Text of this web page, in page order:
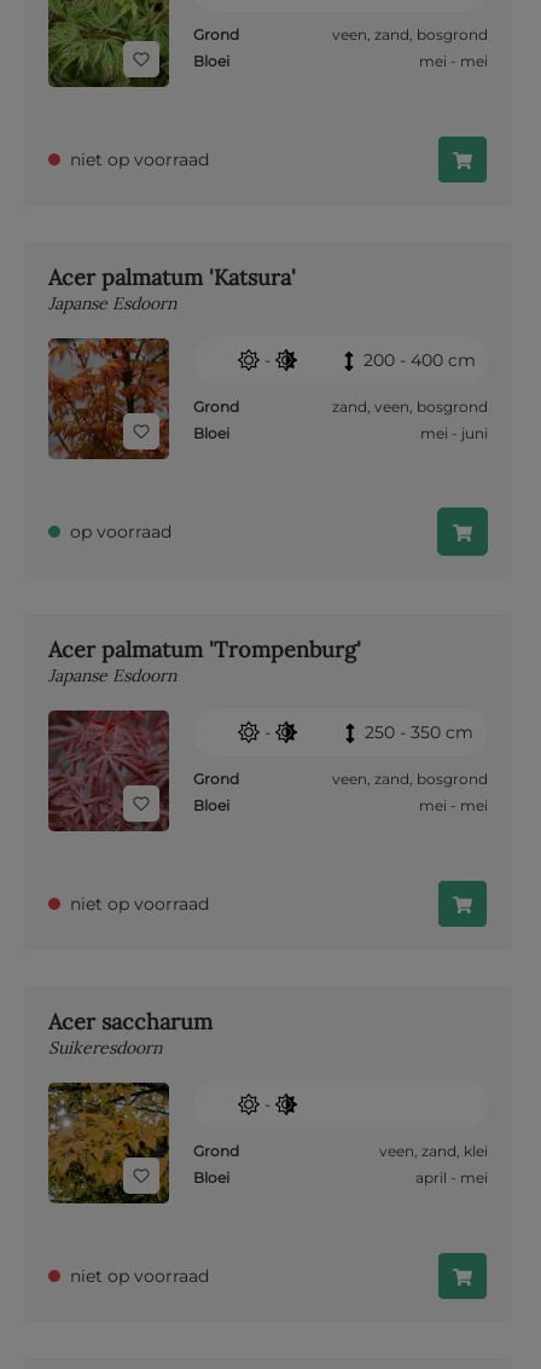
Grond veen, zand, bosgrond
Bloei
mei - mei
niet op voorraad
Acer palmatum 'Katsura'
Japanse Esdoorn
- 200 - 400 cm
Grond zand, veen, bosgrond
Bloei
mei - juni
op voorraad
Acer palmatum 'Trompenburg'
Japanse Esdoorn
- 250 - 350 cm
Grond veen, zand, bosgrond
Bloei
mei - mei
niet op voorraad
Acer saccharum
Suikeresdoorn
-
Grond veen, zand, klei
Bloei
april - mei
niet op voorraad